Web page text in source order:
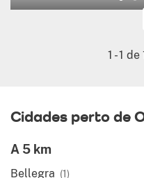
1 -1 de
Cidades perto de
A 5 km
Bellegra (1)